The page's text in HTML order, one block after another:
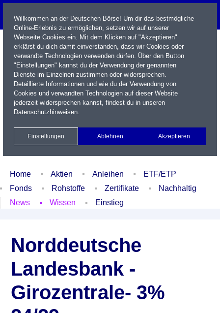
Name / WKN / ISIN / Kürzel
Xetra Realtime
Watchlist Portfolio Login
Home Aktien Anleihen
ETF/ETP
Fonds
Rohstoffe Zertifikate
Nachhaltig
News
Wissen Einstieg
Norddeutsche
Landesbank -
Girozentrale- 3%
Willkommen an der Deutschen Börse! Um dir das bestmögliche
Online-Erlebnis zu ermöglichen, setzen wir auf unserer
Webseite Cookies ein. Mit dem Klicken auf "Akzeptieren"
erklärst du dich damit einverstanden, dass wir Cookies oder
verwandte Technologien verwenden dürfen. Über den Button
"Einstellungen" kannst du der Verwendung der genannten
Dienste im Einzelnen zustimmen oder widersprechen.
Detaillierte Informationen und wie du der Verwendung von
Cookies und verwandten Technologien auf dieser Website
jederzeit widersprechen kannst, findest du in unseren
Datenschutzhinweisen.
Einstellungen Ablehnen Akzeptieren